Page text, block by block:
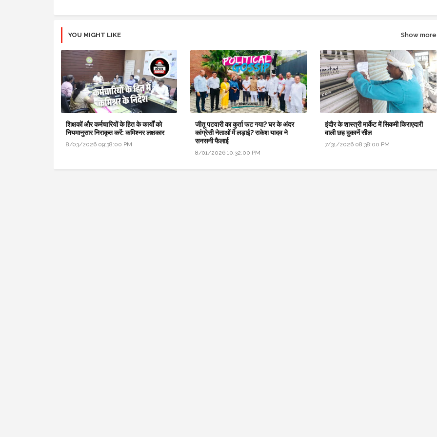
YOU MIGHT LIKE Show more
शिक्षकों और कर्मचारियों के हित के कार्यों को
नियमानुसार निराकृत करें: कमिश्नर लक्षकार
8/03/2026 09:38:00 PM
जीतू पटवारी का कुर्ता फट गया? घर के अंदर
कांग्रेसी नेताओं में लड़ाई? राकेश यादव ने
सनसनी फैलाई
8/01/2026 10:32:00 PM
इंदौर के शास्त्री मार्केट में सिकमी किराएदारी
वाली छह दुकानें सील
7/31/2026 08:38:00 PM